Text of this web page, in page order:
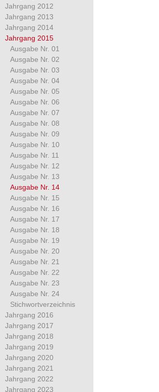
Jahrgang 2012
Jahrgang 2013
Jahrgang 2014
Jahrgang 2015
Ausgabe Nr. 01
Ausgabe Nr. 02
Ausgabe Nr. 03
Ausgabe Nr. 04
Ausgabe Nr. 05
Ausgabe Nr. 06
Ausgabe Nr. 07
Ausgabe Nr. 08
Ausgabe Nr. 09
Ausgabe Nr. 10
Ausgabe Nr. 11
Ausgabe Nr. 12
Ausgabe Nr. 13
Ausgabe Nr. 14
Ausgabe Nr. 15
Ausgabe Nr. 16
Ausgabe Nr. 17
Ausgabe Nr. 18
Ausgabe Nr. 19
Ausgabe Nr. 20
Ausgabe Nr. 21
Ausgabe Nr. 22
Ausgabe Nr. 23
Ausgabe Nr. 24
Stichwortverzeichnis
Jahrgang 2016
Jahrgang 2017
Jahrgang 2018
Jahrgang 2019
Jahrgang 2020
Jahrgang 2021
Jahrgang 2022
Jahrgang 2023